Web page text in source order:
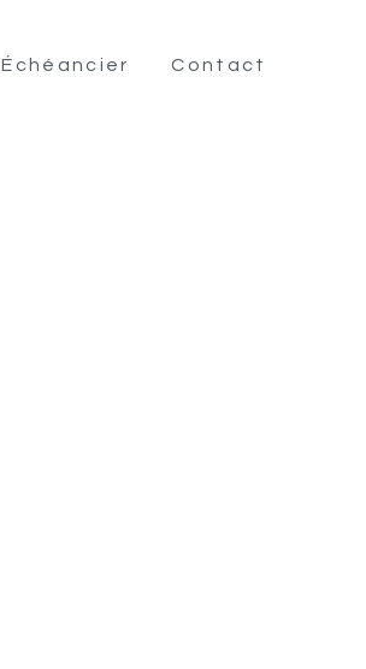
Échéancier Contact